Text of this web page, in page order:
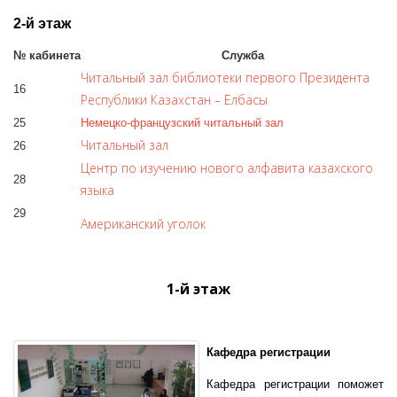
2-й этаж
№ кабинета Служба
16
Читальный зал библиотеки первого Президента
Республики Казахстан – Елбасы
25
Немецко-французский читальный зал
26
Читальный зал
28
Центр по изучению нового алфавита казахского
языка
29
Американский уголок
1-й этаж
Кафедра регистрации
Кафедра регистрации поможет